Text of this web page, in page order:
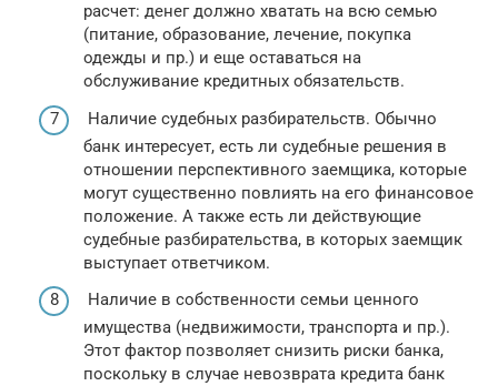
расчет: денег должно хватать на всю семью
(питание, образование, лечение, покупка
одежды и пр.) и еще оставаться на
обслуживание кредитных обязательств.
Наличие судебных разбирательств. Обычно
банк интересует, есть ли судебные решения в
отношении перспективного заемщика, которые
могут существенно повлиять на его финансовое
положение. А также есть ли действующие
судебные разбирательства, в которых заемщик
выступает ответчиком.
Наличие в собственности семьи ценного
имущества (недвижимости, транспорта и пр.).
Этот фактор позволяет снизить риски банка,
поскольку в случае невозврата кредита банк